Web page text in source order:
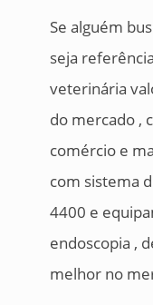
Se alguém
seja
veterinária
do mercado ,
comércio e
com sistema
4400 e
endoscopia ,
melhor no